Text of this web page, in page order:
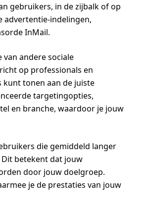
gebruikers, in de zijbalk of op
advertentie-indelingen,
InMail.
andere sociale
op professionals en
tonen aan de juiste
targetingopties,
en branche, waardoor je jouw
die gemiddeld langer
betekent dat jouw
door jouw doelgroep.
je de prestaties van jouw